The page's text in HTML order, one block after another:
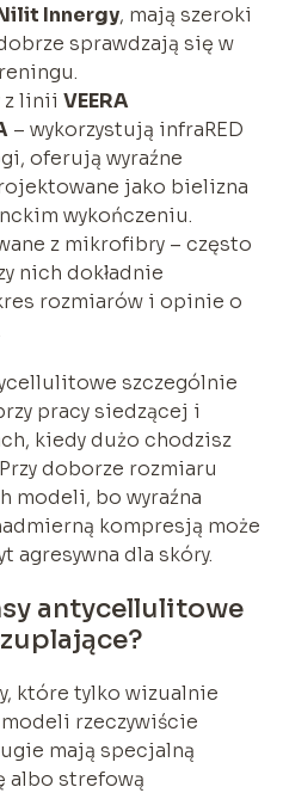
Innergy, mają szeroki
sprawdzają się w
z linii VEERA
– wykorzystują infraRED
oferują wyraźne
jako bielizna
wykończeniu.
z mikrofibry – często
nich dokładnie
rozmiarów i opinie o
szczególnie
pracy siedzącej i
kiedy dużo chodzisz
doborze rozmiaru
modeli, bo wyraźna
kompresją może
agresywna dla skóry.
antycellulitowe
które tylko wizualnie
modeli rzeczywiście
mają specjalną
albo strefową